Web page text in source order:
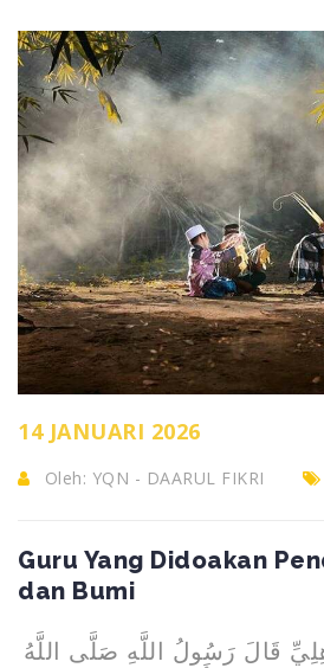
14 JANUARI 2026
Oleh: YQN - DAARUL FIKRI
Guru Yang Didoakan
dan Bumi
قَالَ رَسُولُ اللَّهِ صَلَّى اللَّهُ